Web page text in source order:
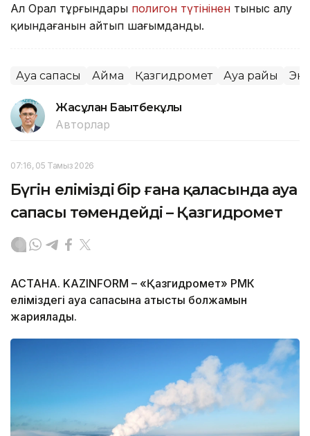
Ал Орал тұрғындары полигон түтінінен тыныс алу
қиындағанын айтып шағымданды.
Ауа сапасы Аймақ Қазгидромет Ауа райы
Жасұлан Бақытбекұлы
Авторлар
07:16, 05 Тамыз 2026
Бүгін еліміздің бір ғана қаласында ауа
сапасы төмендейді – Қазгидромет
АСТАНА. KAZINFORM – «Қазгидромет» РМК
еліміздегі ауа сапасына қатысты болжамын
жариялады.